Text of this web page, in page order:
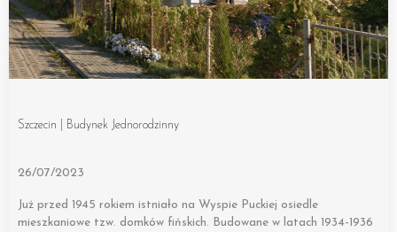
Szczecin | Budynek Jednorodzinny
26/07/2023
Już przed 1945 rokiem istniało na Wyspie Puckiej osiedle
mieszkaniowe tzw. domków fińskich. Budowane w latach 1934-1936